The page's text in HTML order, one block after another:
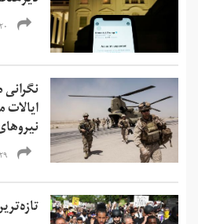
۲۰ دی ۱۳۹۹
۲۹ مهر ۱۳۹۹